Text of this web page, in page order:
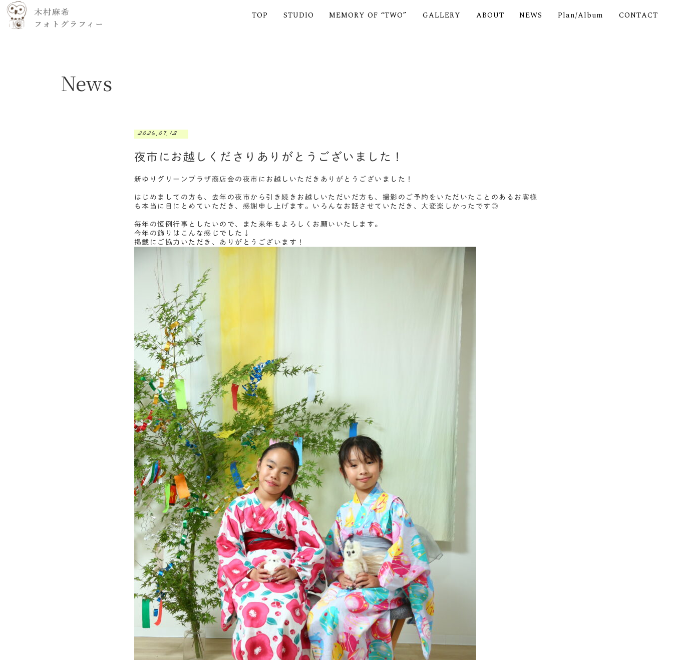
TOP STUDIO MEMORY OF “TWO” GALLERY ABOUT NEWS Plan/Album CONTACT
News
2026.07.12
夜市にお越しくださりありがとうございました！
新ゆりグリーンプラザ商店会の夜市にお越しいただきありがとうございました！
はじめましての方も、去年の夜市から引き続きお越しいただいだ方も、撮影のご予約をいただいたことのあるお客様
も本当に目にとめていただき、感謝申し上げます。いろんなお話させていただき、大変楽しかったです◎
毎年の恒例行事としたいので、また来年もよろしくお願いいたします。
今年の飾りはこんな感じでした↓
掲載にご協力いただき、ありがとうございます！